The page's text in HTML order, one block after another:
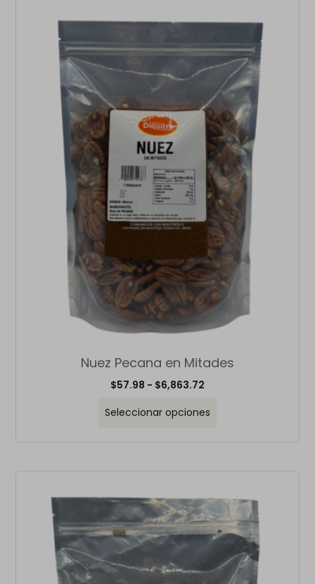
Nuez Pecana en Mitades
$57.98 - $6,863.72
Seleccionar opciones